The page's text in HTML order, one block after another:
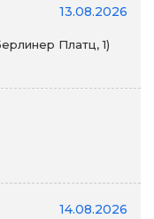
13.08.2026
Платц, 1)
14.08.2026